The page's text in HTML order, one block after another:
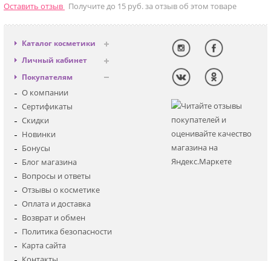
Оставить отзыв Получите до 15 руб. за отзыв об этом товаре
Каталог косметики
Антивозрастная
Декоративная
Для глаз
Для тела
Наборы
Детская
Личный кабинет
Вход
Регистрация
Покупателям
О компании
Сертификаты
Скидки
Новинки
Бонусы
Блог магазина
Вопросы и ответы
Отзывы о косметике
Оплата и доставка
Возврат и обмен
Политика безопасности
Карта сайта